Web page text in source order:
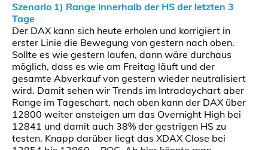
Szenario 1) Range innerhalb der HS der letzten 3
Tage
Der DAX kann sich heute erholen und korrigiert in
erster Linie die Bewegung von gestern nach oben.
Sollte es wie gestern laufen, dann wäre durchaus
möglich, dass es wie am Freitag läuft und der
gesamte Abverkauf von gestern wieder neutralisiert
wird. Damit sehen wir Trends im Intradaychart aber
Range im Tageschart. nach oben kann der DAX über
12800 weiter ansteigen um das Overnight High bei
12841 und damit auch 38% der gestrigen HS zu
testen. Knapp darüber liegt das XDAX Close bei